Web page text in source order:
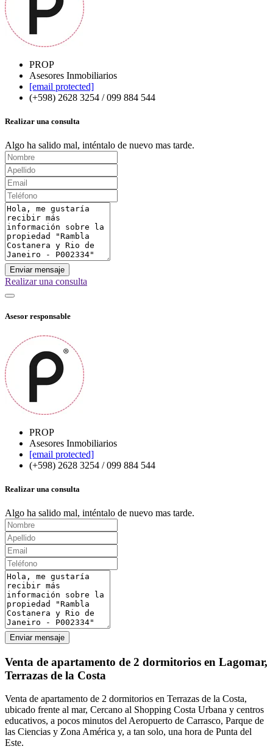
PROP
Asesores Inmobiliarios
[email protected]
(+598) 2628 3254 / 099 884 544
Realizar una consulta
Algo ha salido mal, inténtalo de nuevo mas tarde.
Enviar mensaje
Realizar una consulta
Asesor responsable
PROP
Asesores Inmobiliarios
[email protected]
(+598) 2628 3254 / 099 884 544
Realizar una consulta
Algo ha salido mal, inténtalo de nuevo mas tarde.
Enviar mensaje
Venta de apartamento de 2 dormitorios en Lagomar,
Terrazas de la Costa
Venta de apartamento de 2 dormitorios en Terrazas de la Costa,
ubicado frente al mar, Cercano al Shopping Costa Urbana y centros
educativos, a pocos minutos del Aeropuerto de Carrasco, Parque de
las Ciencias y Zona América y, a tan solo, una hora de Punta del
Este.